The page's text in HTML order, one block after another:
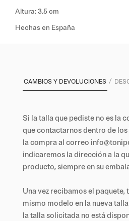
Altura: 3.5 cm
Hechas en España
CAMBIOS Y DEVOLUCIONES
Si la talla que pediste no es la
que contactarnos dentro de
la compra al correo
indicaremos la dirección a la
producto, siempre en su
Una vez recibamos el paquete,
mismo modelo en la nueva
la talla solicitada no está